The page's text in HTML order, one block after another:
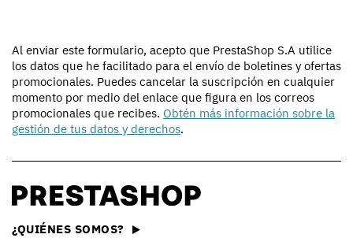
Al enviar este formulario, acepto que PrestaShop S.A utilice
los datos que he facilitado para el envío de boletines y ofertas
promocionales. Puedes cancelar la suscripción en cualquier
momento por medio del enlace que figura en los correos
promocionales que recibes. Obtén más información sobre la
gestión de tus datos y derechos.
¿QUIÉNES SOMOS?